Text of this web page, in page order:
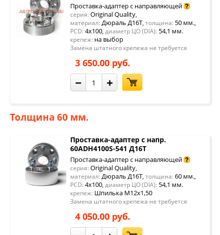
Проставка-адаптер с направляющей
серия: Original Quality,
материал: Дюраль Д16Т, толщина: 50 мм.,
PCD: 4x100, диаметр ЦО (DIA): 54,1 мм.
крепеж: на выбор
Замена штатного крепежа не требуется
3 650.00 руб.
− +
Толщина 60 мм.
Проставка-адаптер с напр.
60ADH4100S-541 Д16Т
Проставка-адаптер с направляющей
серия: Original Quality,
материал: Дюраль Д16Т, толщина: 60 мм.,
PCD: 4x100, диаметр ЦО (DIA): 54,1 мм.
крепеж: Шпилька М12х1,50
Замена штатного крепежа не требуется
4 050.00 руб.